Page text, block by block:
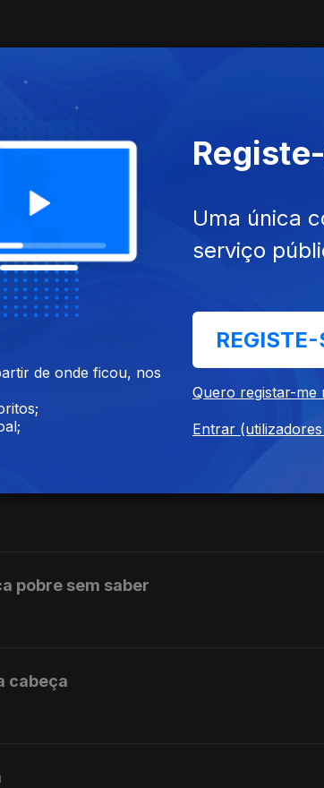
mal a ninguém
deitar
pobre sem saber
cabeça
de onde ficou, nos
Uma única
serviço
Quero registar-me
Entrar